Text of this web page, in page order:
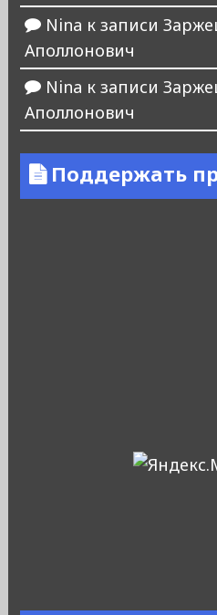
Nina к записи
Аполлонович
Nina к записи
Аполлонович
Поддержать